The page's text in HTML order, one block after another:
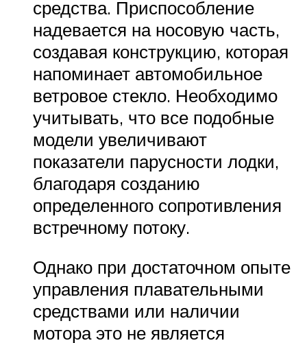
средства. Приспособление
надевается на носовую часть,
создавая конструкцию, которая
напоминает автомобильное
ветровое стекло. Необходимо
учитывать, что все подобные
модели увеличивают
показатели парусности лодки,
благодаря созданию
определенного сопротивления
встречному потоку.
Однако при достаточном опыте
управления плавательными
средствами или наличии
мотора это не является